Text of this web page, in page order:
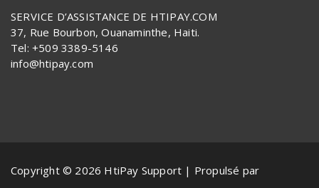
SERVICE D’ASSISTANCE DE HTIPAY.COM
37, Rue Bourbon, Ouanaminthe, Haiti.
Tel: +509 3389-5146
info@htipay.com
Copyright © 2026 HtiPay Support | Propulsé par